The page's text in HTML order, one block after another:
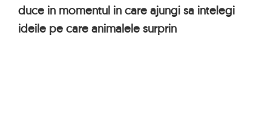
duce in momentul in care ajungi sa intelegi
ideile pe care animalele surprin